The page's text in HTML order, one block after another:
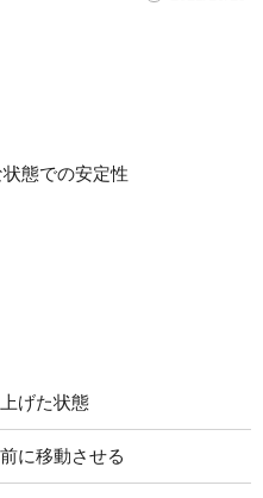
態での安定性
げた状態
に移動させる